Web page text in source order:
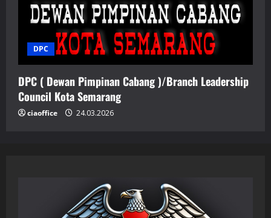
DPC
DPC ( Dewan Pimpinan Cabang )/Branch Leadership
Council Kota Semarang
ciaoffice 24.03.2026